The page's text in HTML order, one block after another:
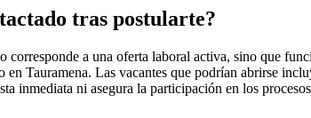
tras postularte?
corresponde a una oferta laboral activa, sino que
en Tauramena. Las vacantes que podrían abrirse
inmediata ni asegura la participación en los